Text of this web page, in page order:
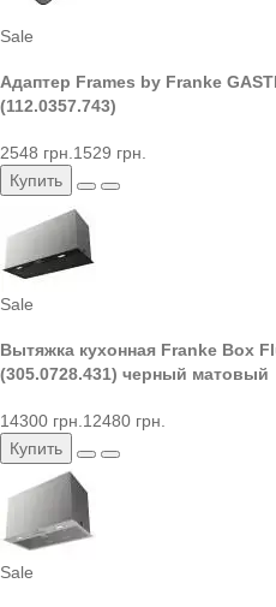
Sale
Адаптер Frames by Franke
(112.0357.743)
2548 грн. 1529 грн.
Купить
Sale
Вытяжка кухонная Franke Box
(305.0728.431) черный матовый
14300 грн. 12480 грн.
Купить
Sale